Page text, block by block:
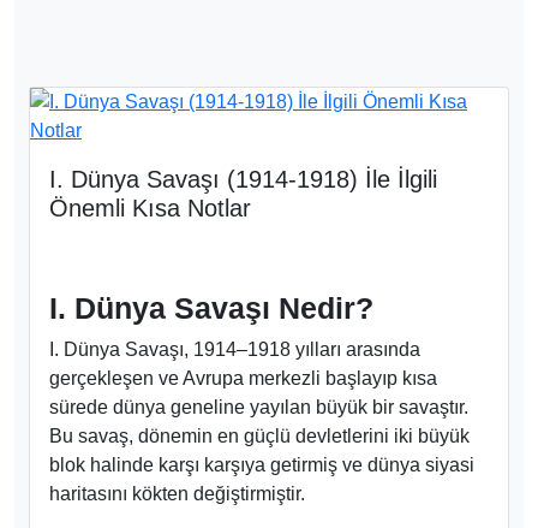
I. Dünya Savaşı (1914-1918) İle İlgili
Önemli Kısa Notlar
I. Dünya Savaşı Nedir?
I. Dünya Savaşı, 1914–1918 yılları arasında
gerçekleşen ve Avrupa merkezli başlayıp kısa
sürede dünya geneline yayılan büyük bir savaştır.
Bu savaş, dönemin en güçlü devletlerini iki büyük
blok halinde karşı karşıya getirmiş ve dünya siyasi
haritasını kökten değiştirmiştir.